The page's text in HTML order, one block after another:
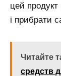
цей
і прибрати
Читайте
средств